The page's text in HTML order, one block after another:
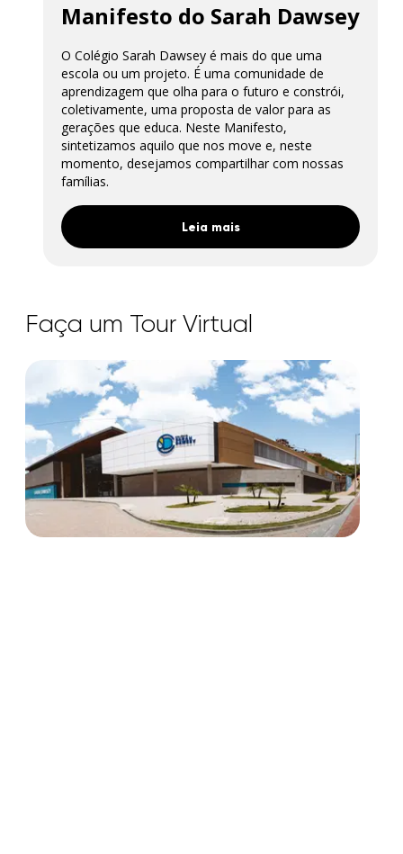
Manifesto do Sarah Dawsey
O Colégio Sarah Dawsey é mais do que uma
escola ou um projeto. É uma comunidade de
aprendizagem que olha para o futuro e constrói,
coletivamente, uma proposta de valor para as
gerações que educa. Neste Manifesto,
sintetizamos aquilo que nos move e, neste
momento, desejamos compartilhar com nossas
famílias.
Leia mais
Faça um Tour Virtual